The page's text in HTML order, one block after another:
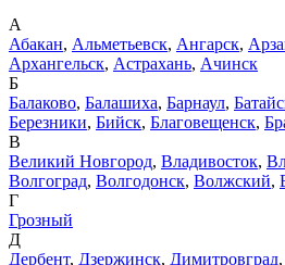
А
Абакан, Альметьевск, Ангарск,
Архангельск, Астрахань, Ачинск
Б
Балаково, Балашиха, Барнаул,
Березники, Бийск, Благовещенск,
В
Великий Новгород, Владивосток,
Волгоград, Волгодонск, Волжский,
Г
Грозный
Д
Дербент, Дзержинск, Димитровград,